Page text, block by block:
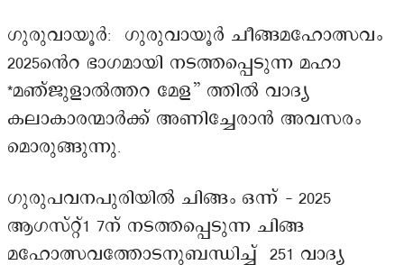
ഗുരുവായൂർ: ഗുരുവായൂർ ചീങ്ങമഹോത്സവം
2025ൻെറ ഭാഗമായി നടത്തപ്പെടുന്ന മഹാ
*മഞ്ജുളാൽത്തറ മേള” ത്തിൽ വാദ്യ
കലാകാരന്മാർക്ക് അണിച്ചേരാൻ അവസരം
മൊരുങ്ങുന്നു.
ഗുരുപവനപുരിയിൽ ചിങ്ങം ഒന്ന് – 2025
ആഗസ്റ്റ്1 7ന് നടത്തപ്പെടുന്ന ചിങ്ങ
മഹോത്സവത്തോടനുബന്ധിച്ച് 251 വാദ്യ